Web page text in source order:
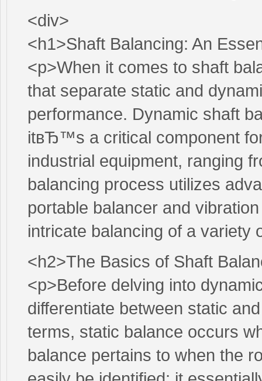
<div>
<h1>Shaft Balancing: An
<p>When it comes to shaft
that separate static and
performance. Dynamic shaft
itвЂ™s a critical component
industrial equipment, ranging
balancing process utilizes
portable balancer and
intricate balancing of a variety
<h2>The Basics of Shaft
<p>Before delving into
differentiate between static
terms, static balance occurs
balance pertains to when the